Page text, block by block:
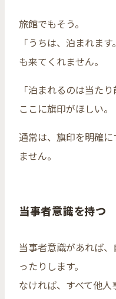
旅館でもそう。
「うちは、泊まれま
も来てくれません。
「泊まれるのは当た
ここに旗印がほしい。
通常は、旗印を明確
ません。
当事者意識を持つ
当事者意識があれば
ったりします。
なければ、すべて他人